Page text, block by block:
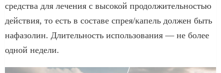
средства для лечения с высокой продолжительностью
действия, то есть в составе спрея/капель должен быть
нафазолин. Длительность использования — не более
одной недели.